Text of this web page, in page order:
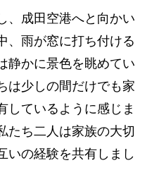
、成田空港へと向かい
、雨が窓に打ち付ける
静かに景色を眺めてい
は少しの間だけでも家
しているように感じま
たち二人は家族の大切
いの経験を共有しまし